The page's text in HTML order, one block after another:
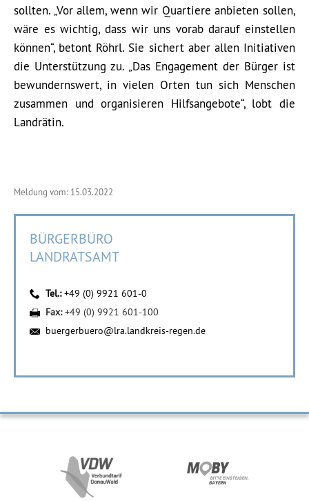
sollten. „Vor allem, wenn wir Quartiere anbieten sollen,
wäre es wichtig, dass wir uns vorab darauf einstellen
können“, betont Röhrl. Sie sichert aber allen Initiativen
die Unterstützung zu. „Das Engagement der Bürger ist
bewundernswert, in vielen Orten tun sich Menschen
zusammen und organisieren Hilfsangebote“, lobt die
Landrätin.
Meldung vom: 15.03.2022
BÜRGERBÜRO
LANDRATSAMT
Tel.:+49 (0) 9921 601-0
Fax:+49 (0) 9921 601-100
buergerbuero@lra.landkreis-regen.de